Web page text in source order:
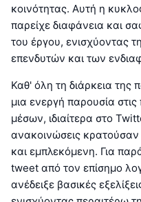
κοινότητας. Αυτή η
παρείχε διαφάνεια και
του έργου, ενισχύοντας
επενδυτών και των
Καθ' όλη τη διάρκεια της
μια ενεργή παρουσία
μέσων, ιδιαίτερα στο
ανακοινώσεις
και εμπλεκόμενη. Για
tweet από τον επίσημο
ανέδειξε βασικές